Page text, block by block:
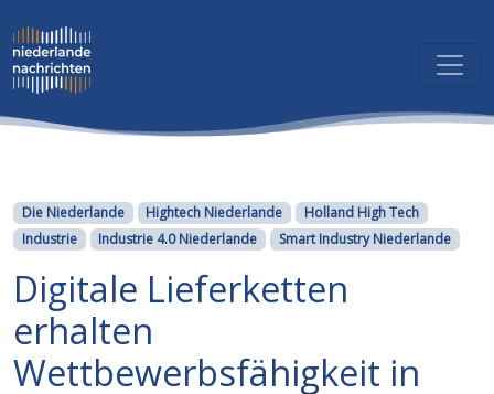
Kategorien
Die Niederlande Hightech Niederlande
Holland High Tech
Industrie
Industrie 4.0 Niederlande Smart Industry Niederlande
Digitale Lieferketten
erhalten
Wettbewerbsfähigkeit in